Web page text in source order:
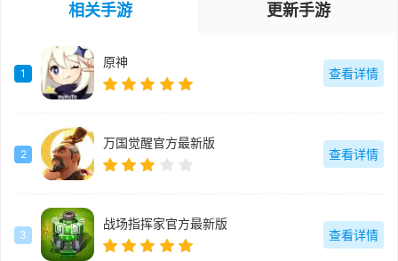
相关手游 更新手游
1
原神
查看详情
2
万国觉醒官方最新版
查看详情
3
战场指挥家官方最新版
查看详情